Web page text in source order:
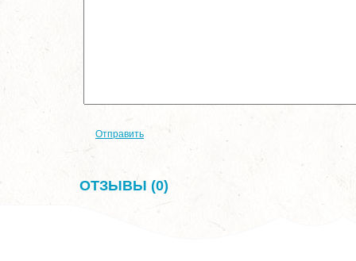
Отправить
ОТЗЫВЫ (0)